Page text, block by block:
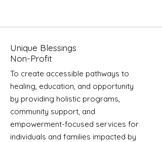
Unique Blessings
Non-Profit
To create accessible pathways to
healing, education, and opportunity
by providing holistic programs,
community support, and
empowerment-focused services for
individuals and families impacted by